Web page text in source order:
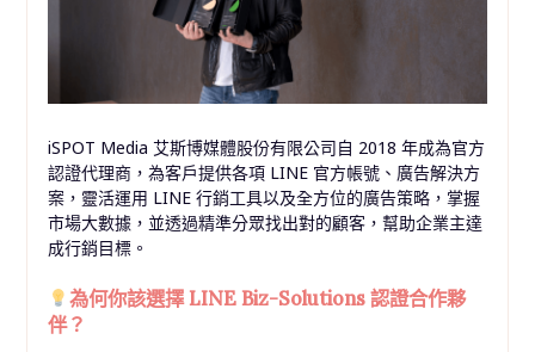
iSPOT Media 艾斯博媒體股份有限公司自 2018 年成為官方
認證代理商，為客戶提供各項 LINE 官方帳號、廣告解決方
案，靈活運用 LINE 行銷工具以及全方位的廣告策略，掌握
市場大數據，並透過精準分眾找出對的顧客，幫助企業主達
成行銷目標。
為何你該選擇 LINE Biz-Solutions 認證合作夥
伴？